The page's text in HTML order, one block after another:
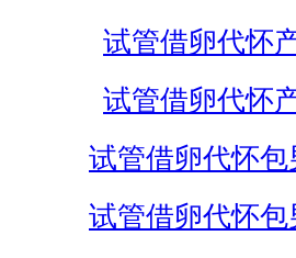
试管借卵代怀
试管借卵代怀
试管借卵代怀包
试管借卵代怀包